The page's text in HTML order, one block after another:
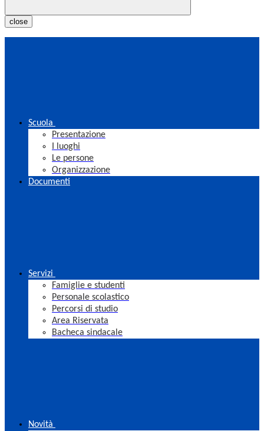
close
Scuola
Presentazione
I luoghi
Le persone
Organizzazione
Documenti
Servizi
Famiglie e studenti
Personale scolastico
Percorsi di studio
Area Riservata
Bacheca sindacale
Novità